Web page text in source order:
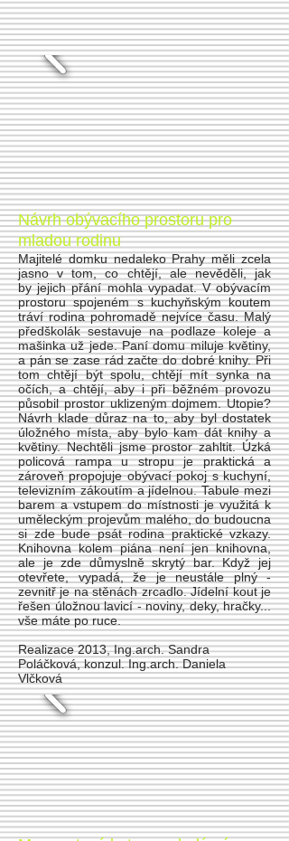
Návrh obývacího prostoru pro
mladou rodinu
​Majitelé domku nedaleko Prahy měli zcela
jasno v tom, co chtějí, ale nevěděli, jak
by jejich přání mohla vypadat. V obývacím
prostoru spojeném s kuchyňským koutem
tráví rodina pohromadě nejvíce času. Malý
předškolák sestavuje na podlaze koleje a
mašinka už jede. Paní domu miluje květiny,
a pán se zase rád začte do dobré knihy. Při
tom chtějí být spolu, chtějí mít synka na
očích, a chtějí, aby i při běžném provozu
působil prostor uklizeným dojmem. Utopie?
Návrh klade důraz na to, aby byl dostatek
úložného místa, aby bylo kam dát knihy a
květiny. Nechtěli jsme prostor zahltit. Úzká
policová rampa u stropu je praktická a
zároveň propojuje obývací pokoj s kuchyní,
televizním zákoutím a jídelnou. Tabule mezi
barem a vstupem do místnosti je využitá k
uměleckým projevům malého, do budoucna
si zde bude psát rodina praktické vzkazy.
Knihovna kolem piána není jen knihovna,
ale je zde důmyslně skrytý bar. Když jej
otevřete, vypadá, že je neustále plný -
zevnitř je na stěnách zrcadlo. Jídelní kout je
řešen úložnou lavicí - noviny, deky, hračky...
vše máte po ruce.
Realizace 2013, Ing.arch. Sandra
Poláčková, konzul. Ing.arch. Daniela
Vlčková